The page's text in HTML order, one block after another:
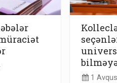
1